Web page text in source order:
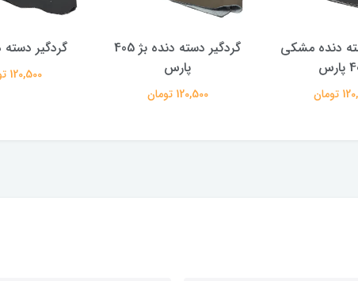
دنده مشکی
گردگیر دسته دنده بژ 405
پارس
120,500 تومان
گردگیر دسته
120,500 تومان